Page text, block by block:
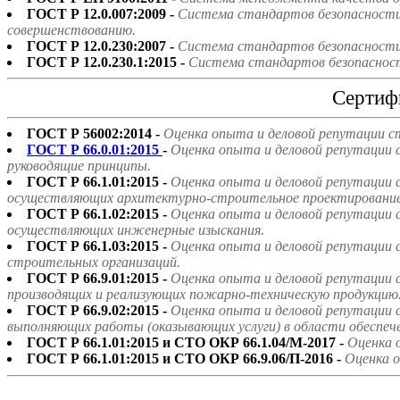
ГОСТ Р 12.0.007:2009 - Система стандартов
совершенствованию.
ГОСТ Р 12.0.230:2007 - Система стандартов
ГОСТ Р 12.0.230.1:2015 - Система стандартов
ГОСТ Р 56002:2014 - Оценка опыта и деловой репутации
ГОСТ Р 66.0.01:2015 - Оценка опыта и деловой репутации
руководящие принципы.
ГОСТ Р 66.1.01:2015 - Оценка опыта и деловой репутации
осуществляющих архитектурно-строительное
ГОСТ Р 66.1.02:2015 - Оценка опыта и деловой репутации
осуществляющих инженерные изыскания.
ГОСТ Р 66.1.03:2015 - Оценка опыта и деловой репутации
строительных организаций.
ГОСТ Р 66.9.01:2015 - Оценка опыта и деловой репутации
производящих и реализующих пожарно-техническую
ГОСТ Р 66.9.02:2015 - Оценка опыта и деловой репутации
выполняющих работы (оказывающих услуги) в области
ГОСТ Р 66.1.01:2015 и СТО ОКР 66.1.04/М-2017 - Оценка
ГОСТ Р 66.1.01:2015 и СТО ОКР 66.9.06/П-2016 - Оценка